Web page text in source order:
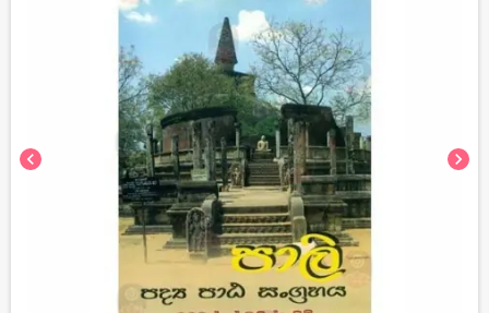
chevron_left chevron_right